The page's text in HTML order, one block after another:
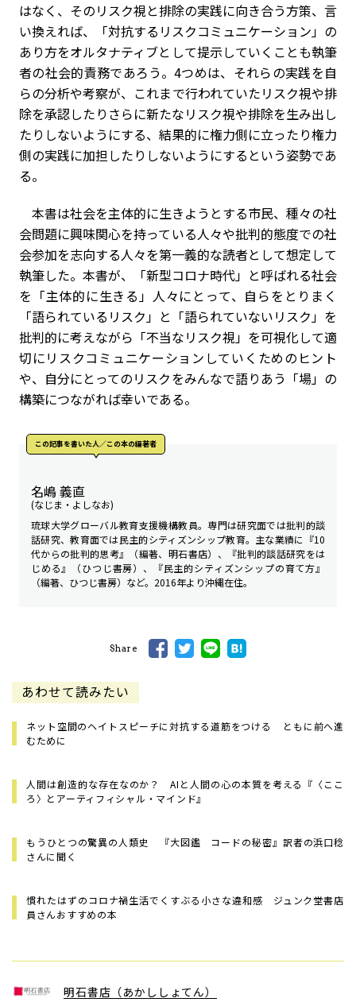
はなく、そのリスク視と排除の実践に向き合う方策、言
い換えれば、「対抗するリスクコミュニケーション」の
あり方をオルタナティブとして提示していくことも執筆
者の社会的責務であろう。4つめは、それらの実践を自
らの分析や考察が、これまで行われていたリスク視や排
除を承認したりさらに新たなリスク視や排除を生み出し
たりしないようにする、結果的に権力側に立ったり権力
側の実践に加担したりしないようにするという姿勢であ
る。
本書は社会を主体的に生きようとする市民、種々の社
会問題に興味関心を持っている人々や批判的態度での社
会参加を志向する人々を第一義的な読者として想定して
執筆した。本書が、「新型コロナ時代」と呼ばれる社会
を「主体的に生きる」人々にとって、自らをとりまく
「語られているリスク」と「語られていないリスク」を
批判的に考えながら「不当なリスク視」を可視化して適
切にリスクコミュニケーションしていくためのヒント
や、自分にとってのリスクをみんなで語りあう「場」の
構築につながれば幸いである。
この記事を書いた人／この本の編著者
名嶋 義直
(なじま・よしなお)
琉球大学グローバル教育支援機構教員。専門は研究面では批判的談
話研究、教育面では民主的シティズンシップ教育。主な業績に『10
代からの批判的思考』（編著、明石書店）、『批判的談話研究をは
じめる』（ひつじ書房）、『民主的シティズンシップの育て方』
（編著、ひつじ書房）など。2016年より沖縄在住。
Share
あわせて読みたい
ネット空間のヘイトスピーチに対抗する道筋をつける ――ともに前へ進
むために
人間は創造的な存在なのか？ AIと人間の心の本質を考える『〈ここ
ろ〉とアーティフィシャル・マインド』
もうひとつの驚異の人類史 『大図鑑 コードの秘密』訳者の浜口稔
さんに聞く
慣れたはずのコロナ禍生活でくすぶる小さな違和感 ジュンク堂書店
員さんおすすめの本
明石書店（あかししょてん）